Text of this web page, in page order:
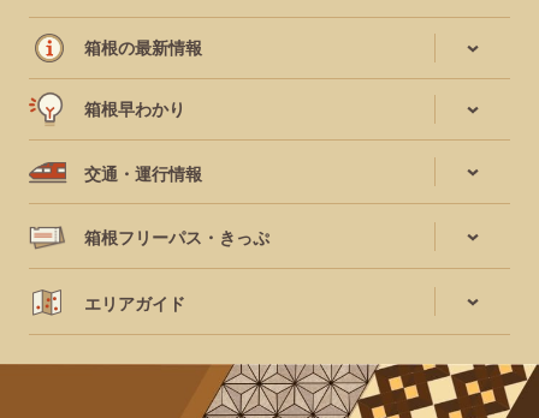
箱根の最新情報
箱根早わかり
交通・運行情報
箱根フリーパス・きっぷ
エリアガイド